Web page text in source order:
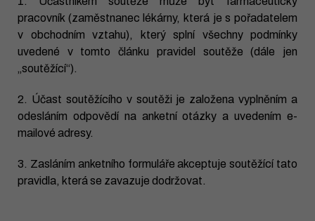
pracovník (zaměstnanec lékárny, která je s pořadatelem
v obchodním vztahu), který splní všechny podmínky
uvedené v tomto článku pravidel soutěže (dále jen
„soutěžící“).
2. Účast soutěžícího v soutěži je založena vyplněním a
odesláním odpovědí na anketní otázky a uvedením e-
mailové adresy.
3. Zasláním anketního formuláře akceptuje soutěžící tato
pravidla, která se zavazuje dodržovat.